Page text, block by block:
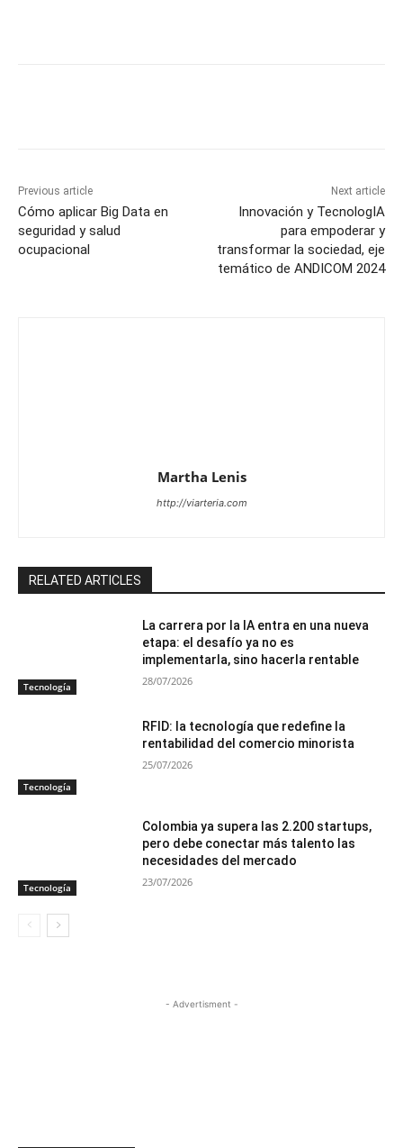
Previous article
Cómo aplicar Big Data en
seguridad y salud
ocupacional
Next article
Innovación y TecnologIA
para empoderar y
transformar la sociedad, eje
temático de ANDICOM 2024
Martha Lenis
http://viarteria.com
RELATED ARTICLES
Tecnología
La carrera por la IA entra en una nueva
etapa: el desafío ya no es
implementarla, sino hacerla rentable
28/07/2026
Tecnología
RFID: la tecnología que redefine la
rentabilidad del comercio minorista
25/07/2026
Tecnología
Colombia ya supera las 2.200 startups,
pero debe conectar más talento las
necesidades del mercado
23/07/2026
- Advertisment -